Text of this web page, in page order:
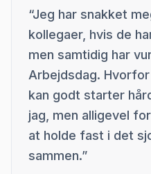
“Jeg har snakket
kollegaer, hvis de
men samtidig har
Arbejdsdag.
kan godt starter
jag, men alligevel
at holde fast i det
sammen.”